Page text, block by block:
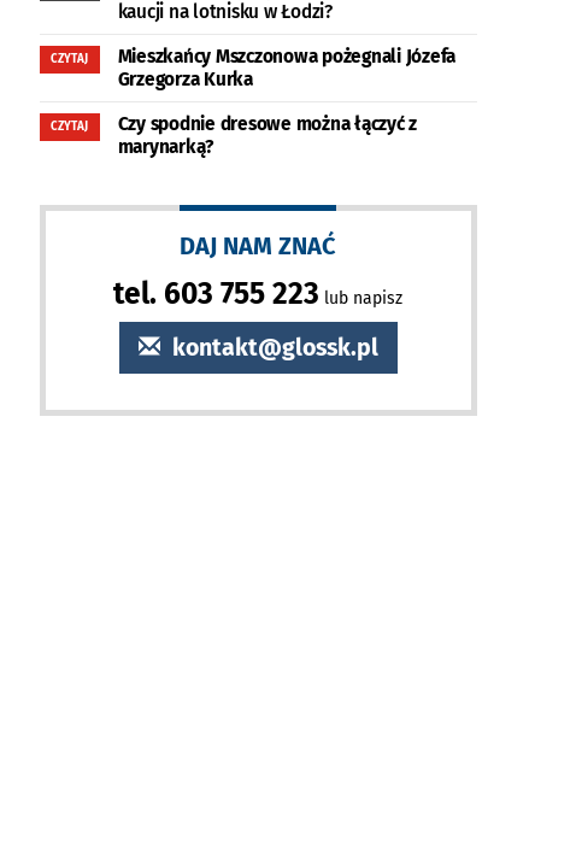
kaucji na lotnisku w Łodzi?
CZYTAJ
Mieszkańcy Mszczonowa pożegnali Józefa
Grzegorza Kurka
CZYTAJ
Czy spodnie dresowe można łączyć z
marynarką?
DAJ NAM ZNAĆ
tel. 603 755 223 lub napisz
kontakt@glossk.pl